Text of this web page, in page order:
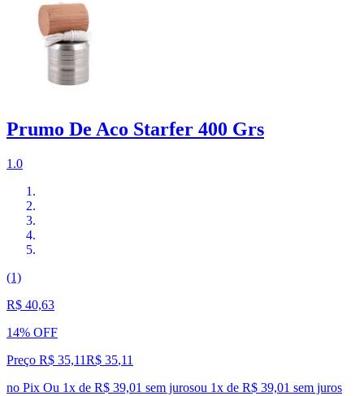
Prumo De Aco Starfer 400 Grs
1.0
(1)
R$ 40,63
14% OFF
Preço R$ 35,11R$ 35,11
no Pix Ou 1x de R$ 39,01 sem jurosou 1x de R$ 39,01 sem juros